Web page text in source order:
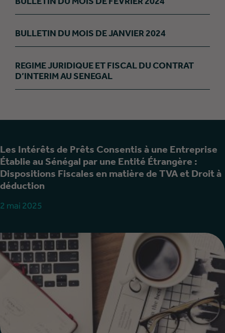
BULLETIN DU MOIS DE FEVRIER 2024
BULLETIN DU MOIS DE JANVIER 2024
REGIME JURIDIQUE ET FISCAL DU CONTRAT
D’INTERIM AU SENEGAL
Les Intérêts de Prêts Consentis à une Entreprise
Établie au Sénégal par une Entité Étrangère :
Dispositions Fiscales en matière de TVA et Droit à
déduction
2 mai 2025